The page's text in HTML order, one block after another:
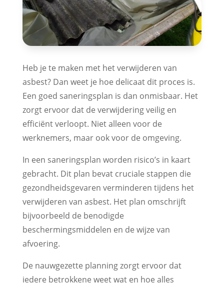
Heb je te maken met het verwijderen van
asbest? Dan weet je hoe delicaat dit proces is.
Een goed saneringsplan is dan onmisbaar. Het
zorgt ervoor dat de verwijdering veilig en
efficiënt verloopt. Niet alleen voor de
werknemers, maar ook voor de omgeving.
In een saneringsplan worden risico’s in kaart
gebracht. Dit plan bevat cruciale stappen die
gezondheidsgevaren verminderen tijdens het
verwijderen van asbest. Het plan omschrijft
bijvoorbeeld de benodigde
beschermingsmiddelen en de wijze van
afvoering.
De nauwgezette planning zorgt ervoor dat
iedere betrokkene weet wat en hoe alles